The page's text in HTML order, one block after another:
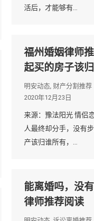
活后，才能够有…
福州婚姻律师
起买的房子该归
明安动态, 财产分割推荐
2020年12月23日
来源：豫法阳光 情侣
人最终却分手，没有
产该归谁所有，…
能离婚吗，没
律师推荐阅读